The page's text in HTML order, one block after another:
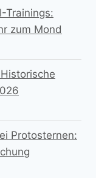
Trainings:
zum Mond
Protosternen: